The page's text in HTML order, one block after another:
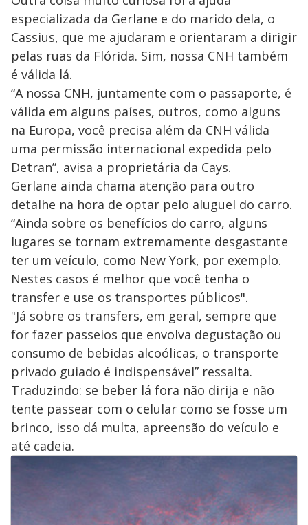
especializada da Gerlane e do marido dela, o
Cassius, que me ajudaram e orientaram a dirigir
pelas ruas da Flórida. Sim, nossa CNH também
é válida lá.
“A nossa CNH, juntamente com o passaporte, é
válida em alguns países, outros, como alguns
na Europa, você precisa além da CNH válida
uma permissão internacional expedida pelo
Detran”, avisa a proprietária da Cays.
Gerlane ainda chama atenção para outro
detalhe na hora de optar pelo aluguel do carro.
“Ainda sobre os benefícios do carro, alguns
lugares se tornam extremamente desgastante
ter um veículo, como New York, por exemplo.
Nestes casos é melhor que você tenha o
transfer e use os transportes públicos".
"Já sobre os transfers, em geral, sempre que
for fazer passeios que envolva degustação ou
consumo de bebidas alcoólicas, o transporte
privado guiado é indispensável” ressalta.
Traduzindo: se beber lá fora não dirija e não
tente passear com o celular como se fosse um
brinco, isso dá multa, apreensão do veículo e
até cadeia.